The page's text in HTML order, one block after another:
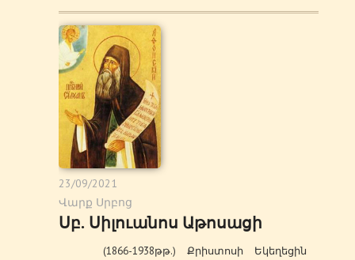
23/09/2021
Վարք Սրբոց
Սբ. Սիլուանոս Աթոսացի
(1866-1938թթ.) Քրիստոսի Եկեղեցին